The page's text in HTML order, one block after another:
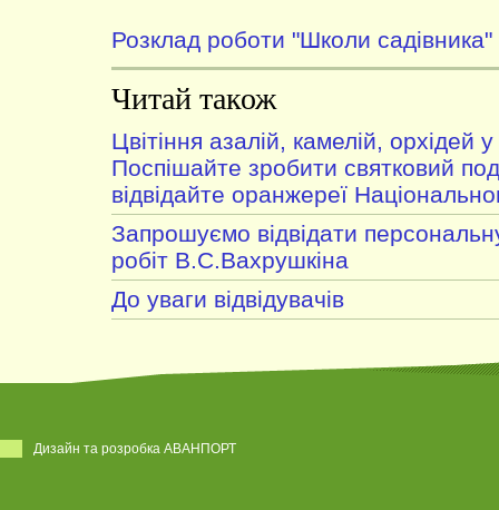
Розклад роботи "Школи садівника"
Читай також
Цвітіння азалій, камелій, орхідей
Поспішайте зробити святковий
відвідайте оранжереї
Запрошуємо відвідати
робіт В.С.Вахрушкіна
До уваги відвідувачів
Дизайн та розробка АВАНПОРТ